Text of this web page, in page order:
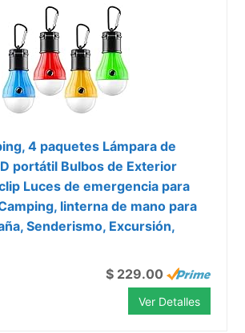
4 paquetes Lámpara de
portátil Bulbos de Exterior
Luces de emergencia para
linterna de mano para
Senderismo, Excursión,
$ 229.00
Ver Detalles